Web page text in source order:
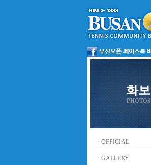
화보
PHOTOS
ㆍOFFICIAL
ㆍGALLERY